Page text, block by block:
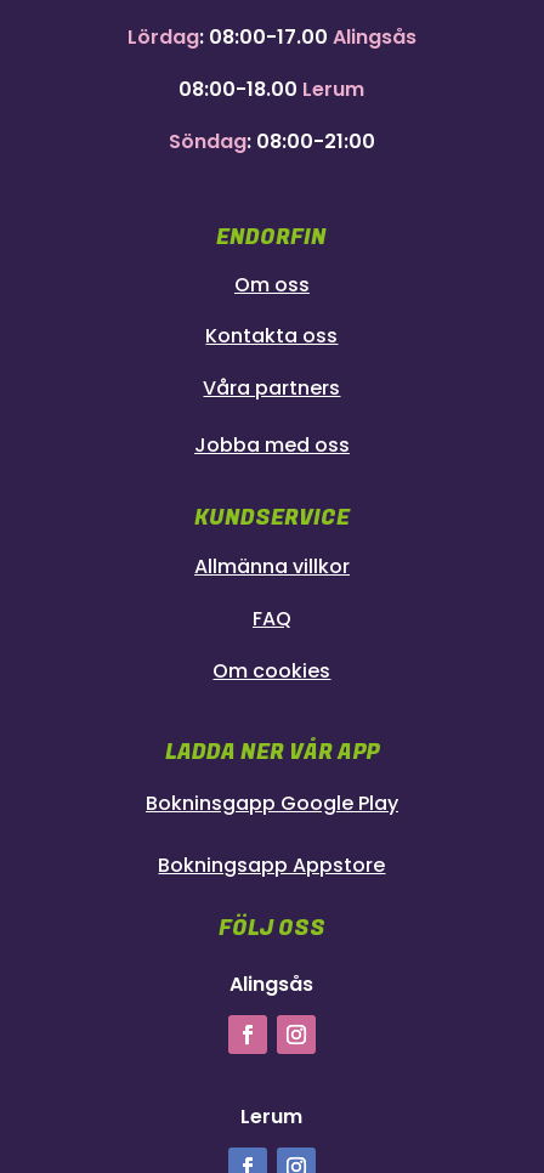
Lördag: 08:00-17.00 Alingsås
08:00-18.00 Lerum
Söndag: 08:00-21:00
ENDORFIN
Om oss
Kontakta oss
Våra partners
Jobba med oss
KUNDSERVICE
Allmänna villkor
FAQ
Om cookies
LADDA NER VÅR APP
Bokninsgapp Google Play
Bokningsapp Appstore
FÖLJ OSS
Alingsås
Lerum